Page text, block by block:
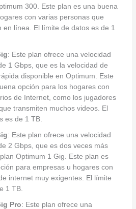
300. Este plan es una buena
con varias personas que
en línea. El límite de datos es de 1
: Este plan ofrece una velocidad
1 Gbps, que es la velocidad de
disponible en Optimum. Este
opción para los hogares con
de Internet, como los jugadores
transmiten muchos videos. El
es de 1 TB.
: Este plan ofrece una velocidad
2 Gbps, que es dos veces más
Optimum 1 Gig. Este plan es
para empresas u hogares con
internet muy exigentes. El límite
1 TB.
Pro: Este plan ofrece una